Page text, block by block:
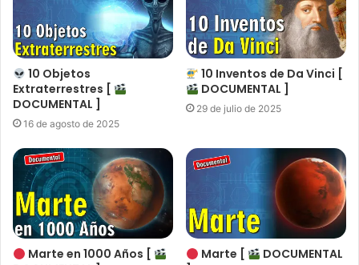
10 Objetos
Extraterrestres [
DOCUMENTAL ]
16 de agosto de 2025
10 Inventos de Da Vinci [
DOCUMENTAL ]
29 de julio de 2025
Marte en 1000 Años [
Marte [
DOCUMENTAL